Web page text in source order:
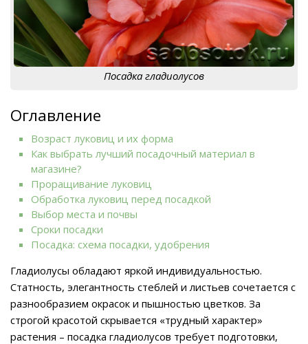
Посадка гладиолусов
Оглавление
Возраст луковиц и их форма
Как выбрать лучший посадочный материал в
магазине?
Проращивание луковиц
Обработка луковиц перед посадкой
Выбор места и почвы
Сроки посадки
Посадка: схема посадки, удобрения
Гладиолусы обладают яркой индивидуальностью.
Статность, элегантность стеблей и листьев сочетается с
разнообразием окрасок и пышностью цветков. За
строгой красотой скрывается «трудный характер»
растения – посадка гладиолусов требует подготовки,